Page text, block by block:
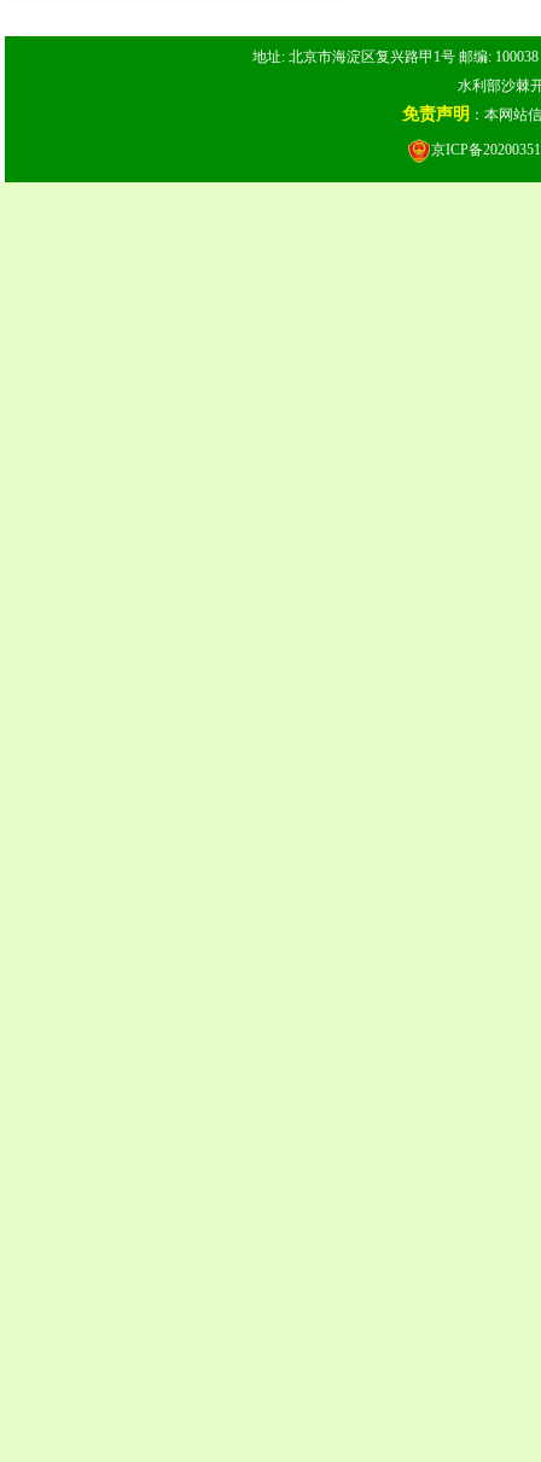
地址: 北京市海淀区复兴路甲1号 邮编:
水利部沙棘
免责声明 ：本网站
京ICP备